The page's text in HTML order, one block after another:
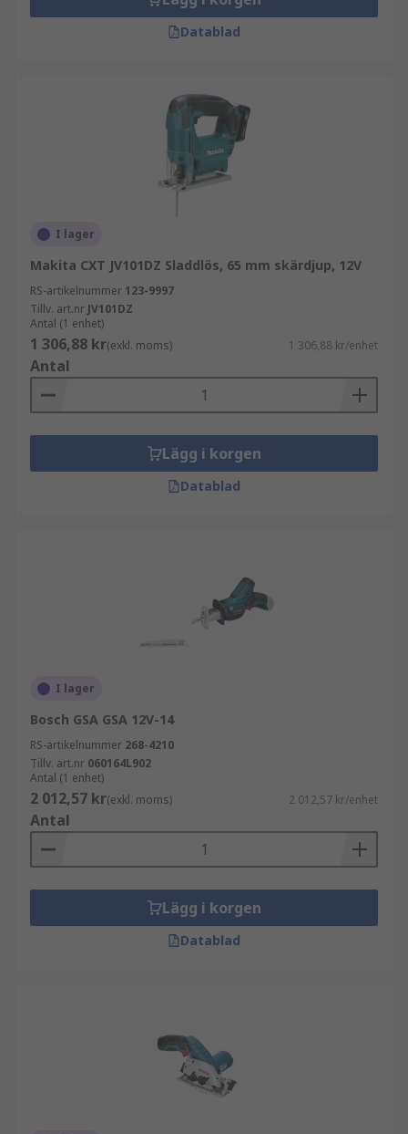
Datablad
I lager
Makita CXT JV101DZ Sladdlös, 65 mm skärdjup, 12V
RS-artikelnummer 123-9997
Tillv. art.nr JV101DZ
Antal (1 enhet)
1 306,88 kr(exkl. moms) 1 306,88 kr/enhet
Antal
Lägg i korgen
Datablad
I lager
Bosch GSA GSA 12V-14
RS-artikelnummer 268-4210
Tillv. art.nr 060164L902
Antal (1 enhet)
2 012,57 kr(exkl. moms) 2 012,57 kr/enhet
Antal
Lägg i korgen
Datablad